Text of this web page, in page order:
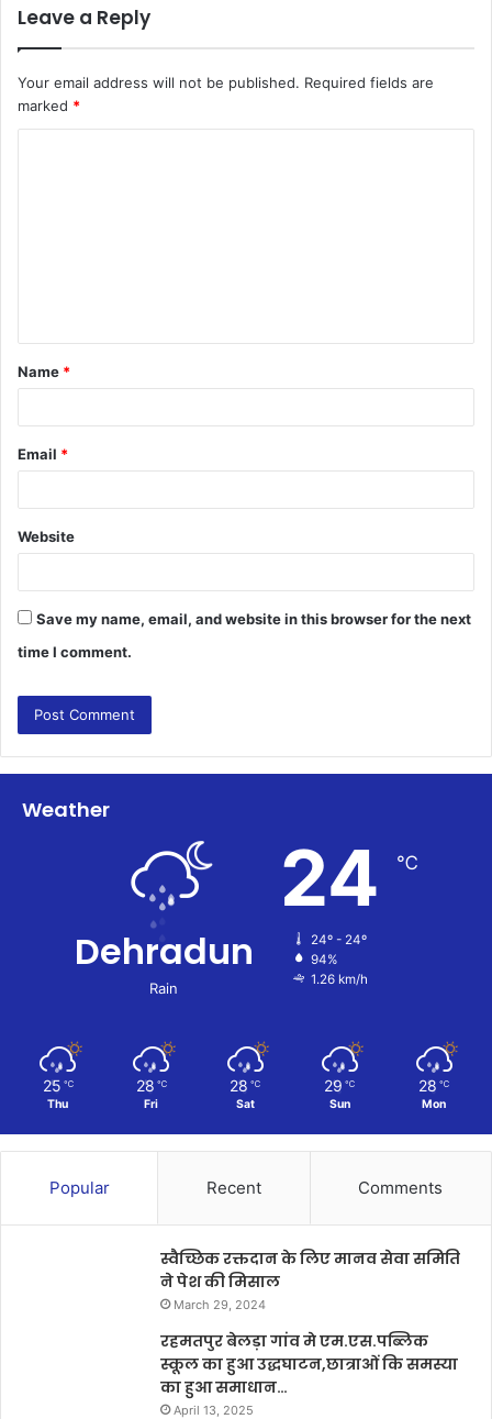
Leave a Reply
Your email address will not be published. Required fields are
marked *
t
*
Name *
Email *
Website
Save my name, email, and website in this browser for the next
time I comment.
Weather
Dehradun
Rain
24 ℃
24º - 24º
94%
1.26 km/h
25 ℃
Thu
28 ℃
Fri
28 ℃
Sat
29 ℃
Sun
28 ℃
Mon
Popular Recent Comments
स्वैच्छिक रक्तदान के लिए मानव सेवा समिति
ने पेश की मिसाल
March 29, 2024
रहमतपुर बेलड़ा गांव मे एम.एस.पब्लिक
स्कूल का हुआ उद्धघाटन,छात्राओं कि समस्या
का हुआ समाधान…
April 13, 2025